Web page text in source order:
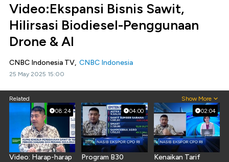
Video:Ekspansi Bisnis Sawit,
Hilirsasi Biodiesel-Penggunaan
Drone & AI
CNBC Indonesia TV, CNBC Indonesia
25 May 2025 15:00
Related Show More
08:24
Video: Harap-harap
04:00
Program B30
02:04
Kenaikan Tarif